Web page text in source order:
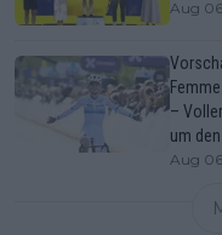
Aug
–
um
Aug